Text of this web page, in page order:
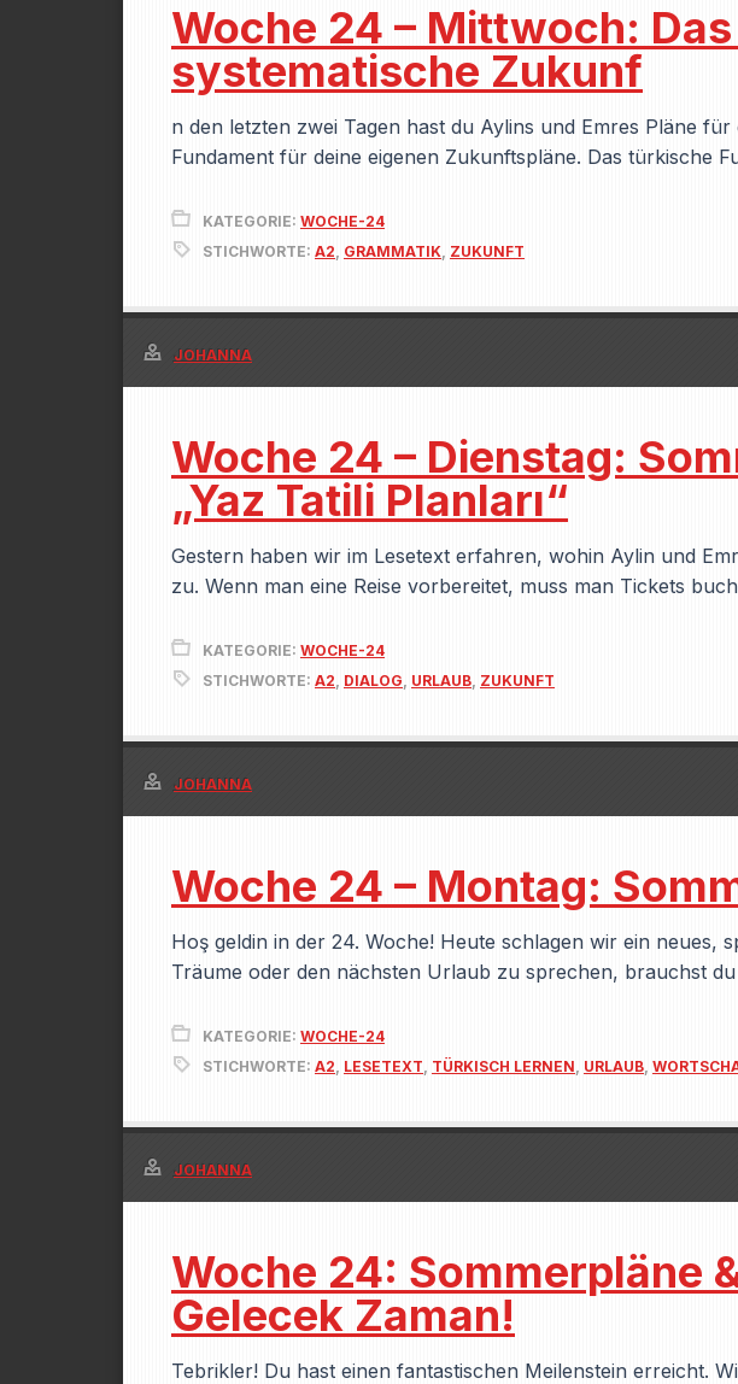
Woche 24 – Mittwoch:
systematische Zukunf
n den letzten zwei Tagen hast du Aylins und Emres Pläne
Fundament für deine eigenen Zukunftspläne. Das türkische
KATEGORIE: WOCHE-24
STICHWORTE: A2, GRAMMATIK, ZUKUNFT
JOHANNA
Woche 24 – Dienstag:
„Yaz Tatili Planları“
Gestern haben wir im Lesetext erfahren, wohin Aylin und
zu. Wenn man eine Reise vorbereitet, muss man Tickets
KATEGORIE: WOCHE-24
STICHWORTE: A2, DIALOG, URLAUB, ZUKUNFT
JOHANNA
Woche 24 – Montag:
Hoş geldin in der 24. Woche! Heute schlagen wir ein neues,
Träume oder den nächsten Urlaub zu sprechen, brauchst
KATEGORIE: WOCHE-24
STICHWORTE: A2, LESETEXT, TÜRKISCH LERNEN, URLAUB,
JOHANNA
Woche 24: Sommerpläne
Gelecek Zaman!
Tebrikler! Du hast einen fantastischen Meilenstein erreicht.